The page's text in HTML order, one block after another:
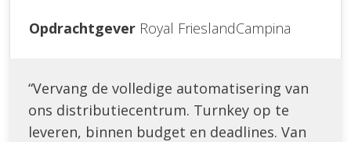
Opdrachtgever Royal FrieslandCampina
“Vervang de volledige automatisering van
ons distributiecentrum. Turnkey op te
leveren, binnen budget en deadlines. Van